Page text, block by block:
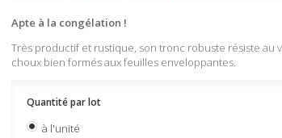
Apte à la congélation !
Très productif et rustique, son tronc robuste résiste au
choux bien formés aux feuilles enveloppantes.
Quantité par lot
à l'unité